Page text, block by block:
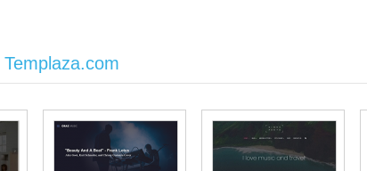
Templaza.com